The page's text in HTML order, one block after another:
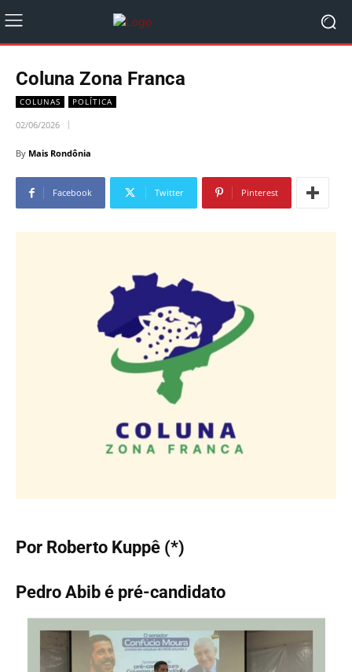
Coluna Zona Franca
COLUNAS POLÍTICA
02/06/2026
By Mais Rondônia
Facebook Twitter Pinterest
Por Roberto Kuppê (*)
Pedro Abib é pré-candidato